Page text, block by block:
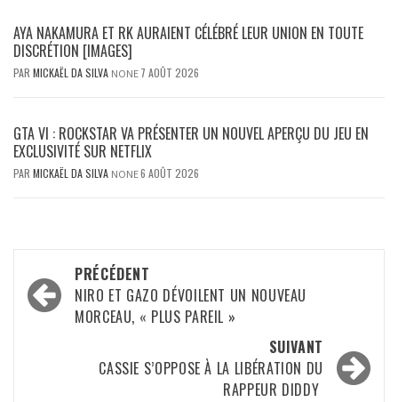
AYA NAKAMURA ET RK AURAIENT CÉLÉBRÉ LEUR UNION EN TOUTE
DISCRÉTION [IMAGES]
PAR MICKAËL DA SILVA NONE 7 AOÛT 2026
GTA VI : ROCKSTAR VA PRÉSENTER UN NOUVEL APERÇU DU JEU EN
EXCLUSIVITÉ SUR NETFLIX
PAR MICKAËL DA SILVA NONE6 AOÛT 2026
Navigation
d’article
PRÉCÉDENT
NIRO ET GAZO DÉVOILENT UN NOUVEAU
MORCEAU, « PLUS PAREIL »
SUIVANT
CASSIE S’OPPOSE À LA LIBÉRATION DU
RAPPEUR DIDDY